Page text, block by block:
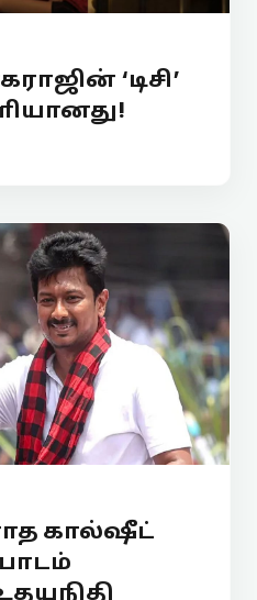
‘டிசி’
கால்ஷீட்